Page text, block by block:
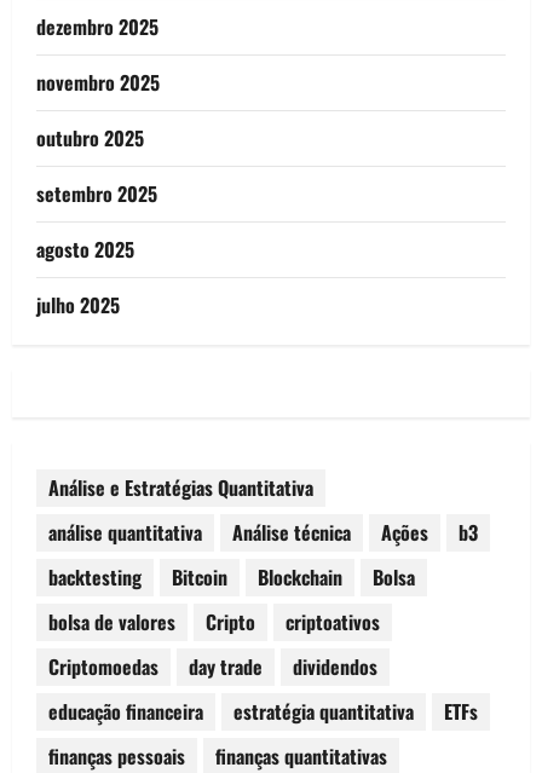
dezembro 2025
novembro 2025
outubro 2025
setembro 2025
agosto 2025
julho 2025
Análise e Estratégias Quantitativa
análise quantitativa
Análise técnica Ações
b3
backtesting
Bitcoin Blockchain
Bolsa
bolsa de valores
Cripto
criptoativos
Criptomoedas
day trade
dividendos
educação financeira
estratégia quantitativa
ETFs
finanças pessoais
finanças quantitativas